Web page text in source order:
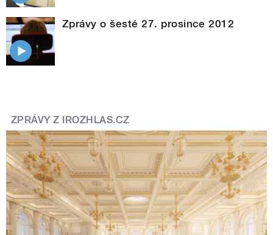
Zprávy o šesté 27. prosince 2012
ZPRÁVY Z IROZHLAS.CZ